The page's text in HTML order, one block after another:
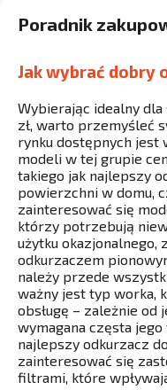
Poradnik
Jak wybrać dobry
Wybierając idealny
zł, warto przemyśleć
rynku dostępnych jest
modeli w tej grupie
takiego jak najlepszy
powierzchni w domu,
zainteresować się
którzy potrzebują
użytku okazjonalnego,
odkurzaczem
należy przede
ważny jest typ worka,
obsługę – zależnie od
wymagana częsta
najlepszy odkurzacz
zainteresować się
filtrami, które